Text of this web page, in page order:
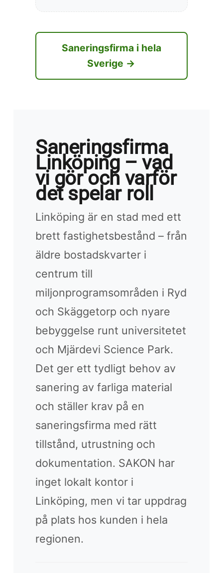
Saneringsfirma i hela
Sverige →
Saneringsfirma
Linköping – vad
vi gör och varför
det spelar roll
Linköping är en stad med ett
brett fastighetsbestånd – från
äldre bostadskvarter i
centrum till
miljonprogramsområden i Ryd
och Skäggetorp och nyare
bebyggelse runt universitetet
och Mjärdevi Science Park.
Det ger ett tydligt behov av
sanering av farliga material
och ställer krav på en
saneringsfirma med rätt
tillstånd, utrustning och
dokumentation. SAKON har
inget lokalt kontor i
Linköping, men vi tar uppdrag
på plats hos kunden i hela
regionen.